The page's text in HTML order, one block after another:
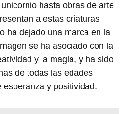
hasta obras de arte
a estas criaturas
ha dejado una marca en la
se ha asociado con la
y la magia, y ha sido
de todas las edades
y positividad.